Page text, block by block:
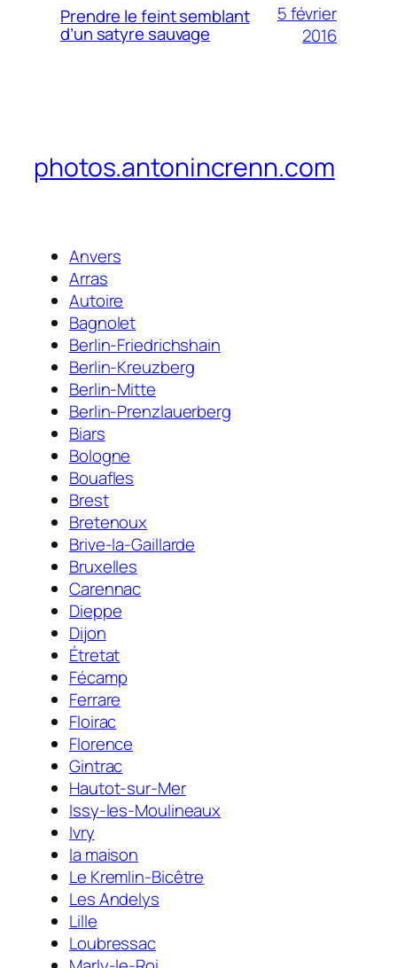
Prendre le feint semblant
d’un satyre sauvage
5 février
2016
photos.antonincrenn.com
Anvers
Arras
Autoire
Bagnolet
Berlin-Friedrichshain
Berlin-Kreuzberg
Berlin-Mitte
Berlin-Prenzlauerberg
Biars
Bologne
Bouafles
Brest
Bretenoux
Brive-la-Gaillarde
Bruxelles
Carennac
Dieppe
Dijon
Étretat
Fécamp
Ferrare
Floirac
Florence
Gintrac
Hautot-sur-Mer
Issy-les-Moulineaux
Ivry
la maison
Le Kremlin-Bicêtre
Les Andelys
Lille
Loubressac